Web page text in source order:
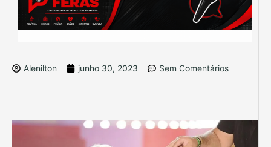
Alenilton junho 30, 2023 Sem Comentários